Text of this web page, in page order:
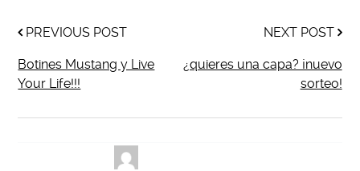
PREVIOUS POST
Botines Mustang y Live
Your Life!!!
NEXT POST
¿quieres una capa? ¡nuevo
sorteo!